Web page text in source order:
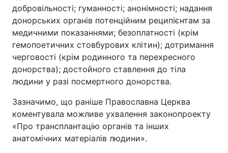
добровільності; гуманності; анонімності; надання
донорських органів потенційним реципієнтам за
медичними показаннями; безоплатності (крім
гемопоетичних стовбурових клітин); дотримання
черговості (крім родинного та перехресного
донорства); достойного ставлення до тіла
людини у разі посмертного донорства.
Зазначимо, що раніше Православна Церква
коментувала можливе ухвалення законопроекту
«Про трансплантацію органів та інших
анатомічних матеріалів людини».